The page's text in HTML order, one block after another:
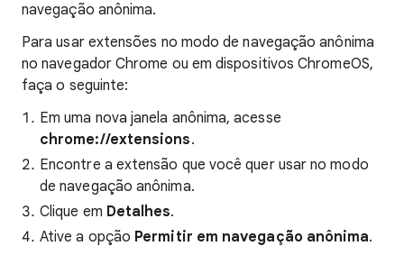
navegação anônima.
Para usar extensões no modo de navegação anônima
no navegador Chrome ou em dispositivos ChromeOS,
faça o seguinte:
Em uma nova janela anônima, acesse
chrome://extensions.
Encontre a extensão que você quer usar no modo
de navegação anônima.
Clique em Detalhes.
Ative a opção Permitir em navegação anônima.